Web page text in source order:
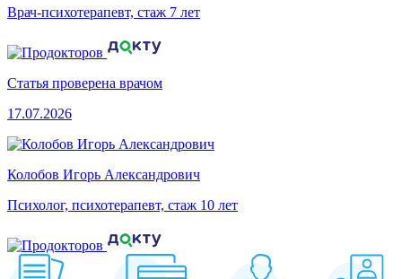
Врач-психотерапевт, стаж 7 лет
Статья проверена врачом
17.07.2026
Колобов Игорь Александрович
Психолог, психотерапевт, стаж 10 лет